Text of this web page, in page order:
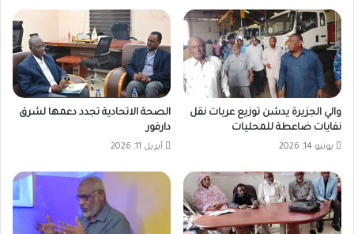
والي الجزيرة يدشن توزيع عربات نقل
نفايات ضاعطة للمحليات
يونيو 14, 2026
الصحة الاتحادية تجدد دعمها لشرق
دارفور
أبريل 11, 2026